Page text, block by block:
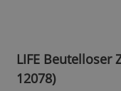
LIFE Beutelloser
12078)